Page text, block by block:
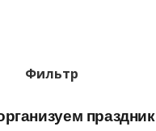
Фильтр
праздник